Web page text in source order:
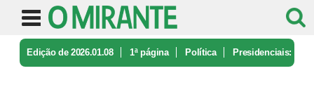
Edição de 2026.01.08 1ª página Política Presidenciais: